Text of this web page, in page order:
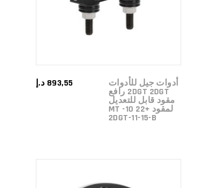
أدوات جيل للأدوات
2DGT 2DGT رافع
مقود قابل للتعديل
لمقود MT -10 22+
2DGT-11-15-B
893,55 د.إ